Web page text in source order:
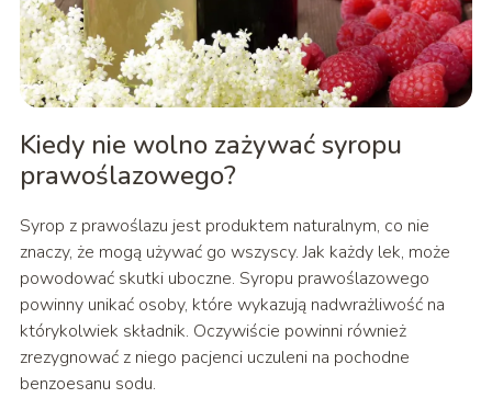
Kiedy nie wolno zażywać syropu
prawoślazowego?
Syrop z prawoślazu jest produktem naturalnym, co nie
znaczy, że mogą używać go wszyscy. Jak każdy lek, może
powodować skutki uboczne. Syropu prawoślazowego
powinny unikać osoby, które wykazują nadwrażliwość na
którykolwiek składnik. Oczywiście powinni również
zrezygnować z niego pacjenci uczuleni na pochodne
benzoesanu sodu.